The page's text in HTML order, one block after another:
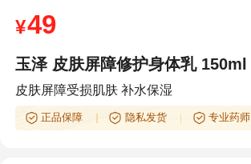
¥49
玉泽 皮肤屏障修护身体乳 150ml
皮肤屏障受损肌肤 补水保湿
正品保障 隐私发货 专业药师